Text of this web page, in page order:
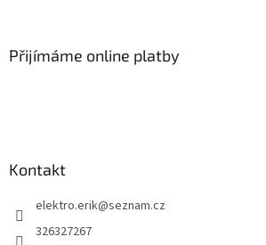
Přijímáme online platby
Kontakt
elektro.erik@seznam.cz
326327267